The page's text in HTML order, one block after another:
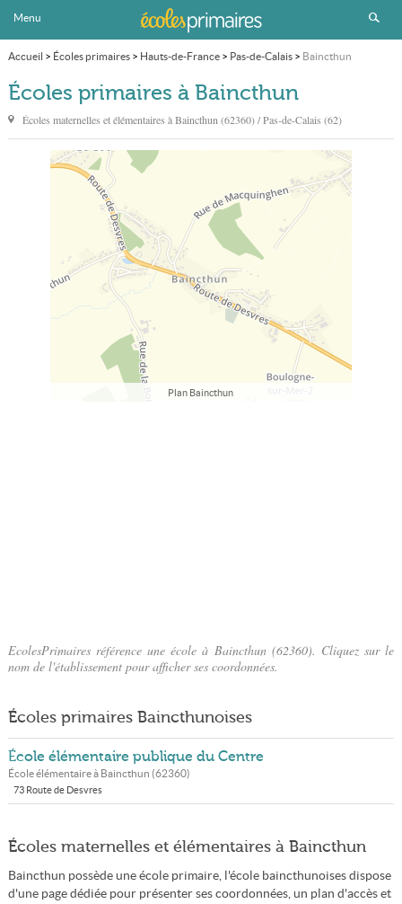
Menu
Accueil > Écoles primaires> Hauts-de-France> Pas-de-Calais> Baincthun
Écoles primaires à Baincthun
Écoles maternelles et élémentaires àBaincthun (62360) / Pas-de-Calais (62)
Plan Baincthun
EcolesPrimaires référence une école à Baincthun (62360). Cliquez sur le
nom de l'établissement pour afficher ses coordonnées.
Écoles primaires Baincthunoises
École élémentaire publique du Centre
École élémentaire à Baincthun (62360)
73 Route de Desvres
Écoles maternelles et élémentaires à Baincthun
Baincthun possède une école primaire, l'école baincthunoises dispose
d'une page dédiée pour présenter ses coordonnées, un plan d'accès et